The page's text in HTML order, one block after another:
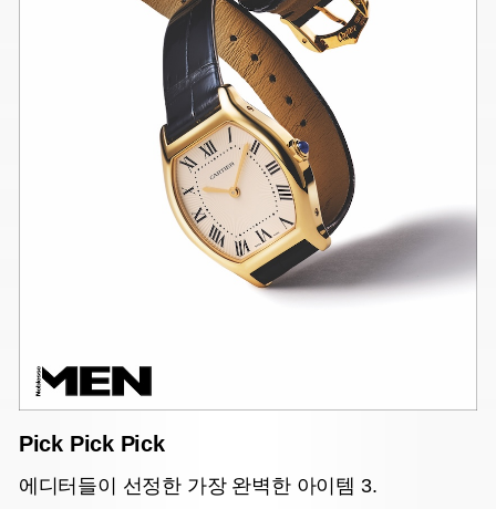
Pick Pick Pick
에디터들이 선정한 가장 완벽한 아이템 3.